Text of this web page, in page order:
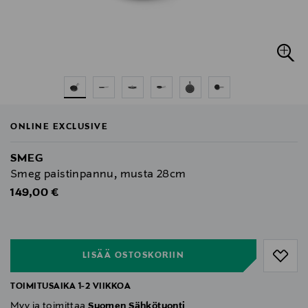
ONLINE EXCLUSIVE
SMEG
Smeg paistinpannu, musta 28cm
Original Price
149,00 €
LISÄÄ OSTOSKORIIN
TOIMITUSAIKA 1-2 VIIKKOA